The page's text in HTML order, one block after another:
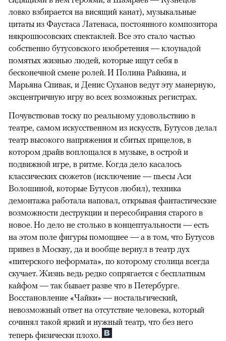
ловко взбирается на висящий канат), музыкальные
цитаты из Фаустаса Латенаса, постоянного композитора
някрошюсовских спектаклей. Все это стало частью
собственно бутусовского изобретения — клоунадой
помятых жизнью людей, которые ищут себя в
бесконечной смене ролей. И Полина Райкина, и
Марьяна Спивак, и Денис Суханов ведут эту манерную,
эксцентричную игру во всех возможных регистрах.
Почувствовав тоску по реальному удовольствию в
театре, самом искусственном из искусств, Бутусов делал
театр высокого напряжения и сбитых прицелов, в
котором драйв воплощался в музыке, в острой и
подвижной игре, в ритме. Когда дело касалось
классических сюжетов (исключение — пьесы Аси
Волошиной, которые Бутусов любил), техника
демонтажа работала наповал, открывая фантастические
возможности деструкции и пересобирания старого в
новое. Но дело не столько в концептуальности — есть
на этом поле фигуры помощнее — а в том, что Бутусов
привез в Москву, да и вообще вернул в театр дух
«питерского неформата», по которому столица всегда
скучает. Жизнь ведь редко сопрягается с бесплатным
кайфом — так бывает разве что в Петербурге.
Восстановление «Чайки» — ностальгический,
невозможный ответ на отсутствие человека, который
сочинял такой яркий и нужный театр, что без него
теперь физически плохо.